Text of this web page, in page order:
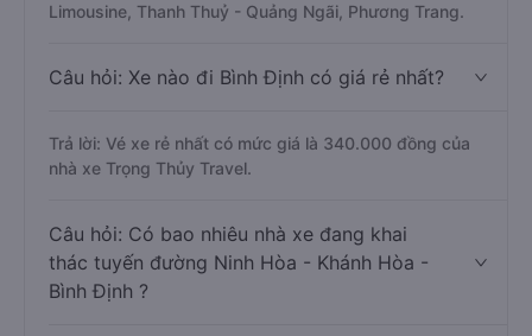
Limousine, Thanh Thuỷ - Quảng Ngãi, Phương Trang.
Câu hỏi: Xe nào đi Bình Định có giá rẻ nhất?
Trả lời: Vé xe rẻ nhất có mức giá là 340.000 đồng của
nhà xe Trọng Thủy Travel.
Câu hỏi: Có bao nhiêu nhà xe đang khai
thác tuyến đường Ninh Hòa - Khánh Hòa -
Bình Định ?